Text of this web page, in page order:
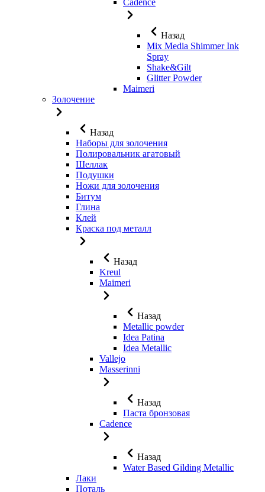
Cadence
Назад
Mix Media Shimmer Ink
Spray
Shake&Gilt
Glitter Powder
Maimeri
Золочение
Назад
Наборы для золочения
Полировальник агатовый
Шеллак
Подушки
Ножи для золочения
Битум
Глина
Клей
Краска под металл
Назад
Kreul
Maimeri
Назад
Metallic powder
Idea Patina
Idea Metallic
Vallejo
Masserinni
Назад
Паста бронзовая
Cadence
Назад
Water Based Gilding Metallic
Лаки
Поталь